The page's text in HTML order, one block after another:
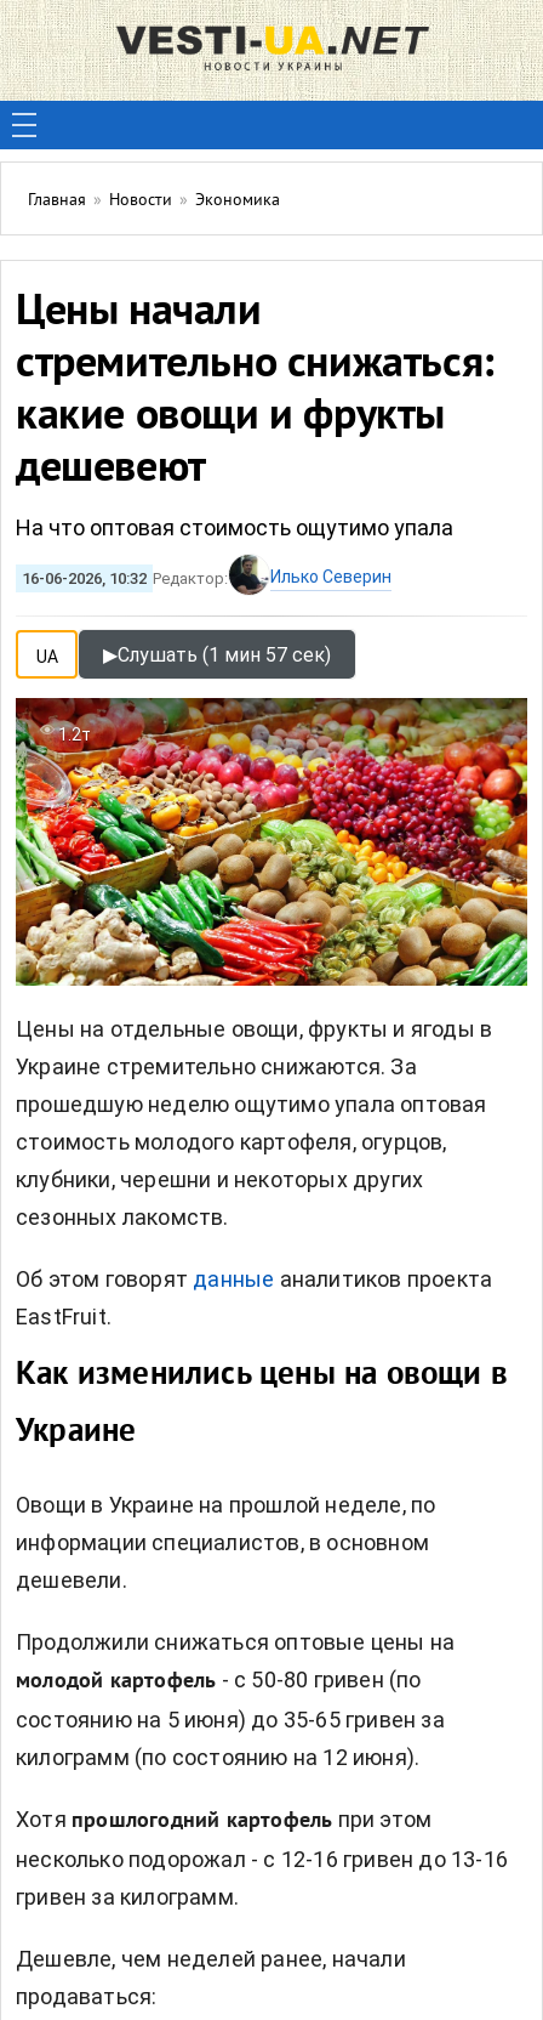
Главная » Новости » Экономика
Цены начали
стремительно снижаться:
какие овощи и фрукты
дешевеют
На что оптовая стоимость ощутимо упала
16-06-2026, 10:32 Редактор: Илько Северин
UA ▶Слушать (1 мин 57 сек)
1.2т
Цены на отдельные овощи, фрукты и ягоды в
Украине стремительно снижаются. За
прошедшую неделю ощутимо упала оптовая
стоимость молодого картофеля, огурцов,
клубники, черешни и некоторых других
сезонных лакомств.
Об этом говорят данные аналитиков проекта
EastFruit.
Как изменились цены на овощи в
Украине
Овощи в Украине на прошлой неделе, по
информации специалистов, в основном
дешевели.
Продолжили снижаться оптовые цены на
молодой картофель - с 50-80 гривен (по
состоянию на 5 июня) до 35-65 гривен за
килограмм (по состоянию на 12 июня).
Хотя прошлогодний картофель при этом
несколько подорожал - с 12-16 гривен до 13-16
гривен за килограмм.
Дешевле, чем неделей ранее, начали
продаваться: